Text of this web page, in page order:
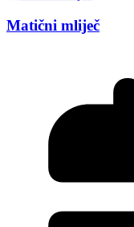
Matični mliječ